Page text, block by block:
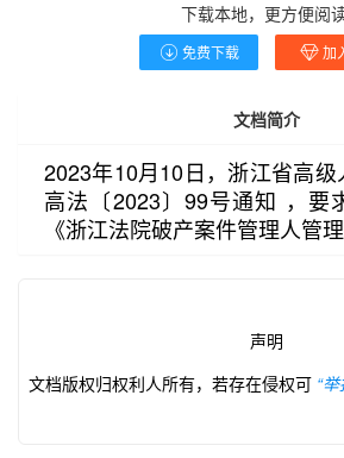
下载本地，更方便阅
免费下载 加
文档简介
2023年10月10日，浙江省高
高法〔2023〕99号通知 ，要
《浙江法院破产案件管理人管
声明
文档版权归权利人所有，若存在侵权可 “举